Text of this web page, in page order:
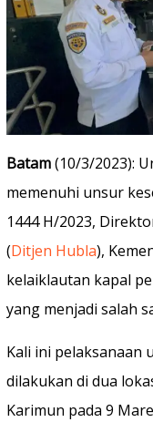
Batam(10/3/2023):
memenuhi unsur
1444 H/2023,
(Ditjen Hubla),
kelaiklautan kapal
yang menjadi salah
Kali ini pelaksanaan
dilakukan di dua
Karimun pada 9